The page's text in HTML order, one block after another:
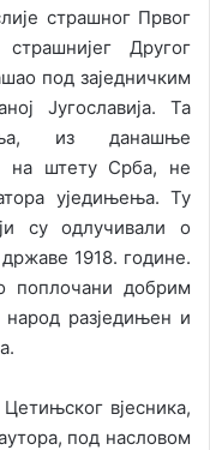
страшног Првог
Другог
под заједничким
Југославија. Та
из данашње
на штету Срба, не
уједињења. Ту
су одлучивали о
1918. године.
поплочани добрим
народ разједињен и
вјесника,
под насловом